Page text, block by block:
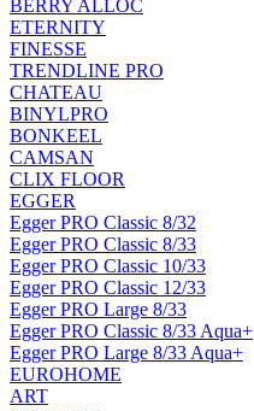
BERRY ALLOC
ETERNITY
FINESSE
TRENDLINE PRO
CHATEAU
BINYLPRO
BONKEEL
CAMSAN
CLIX FLOOR
EGGER
Egger PRO Classic 8/32
Egger PRO Classic 8/33
Egger PRO Classic 10/33
Egger PRO Classic 12/33
Egger PRO Large 8/33
Egger PRO Classic 8/33 Aqua+
Egger PRO Large 8/33 Aqua+
EUROHOME
ART